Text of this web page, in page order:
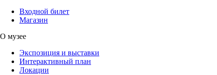
Входной билет
Магазин
О музее
Экспозиция и выставки
Интерактивный план
Локации